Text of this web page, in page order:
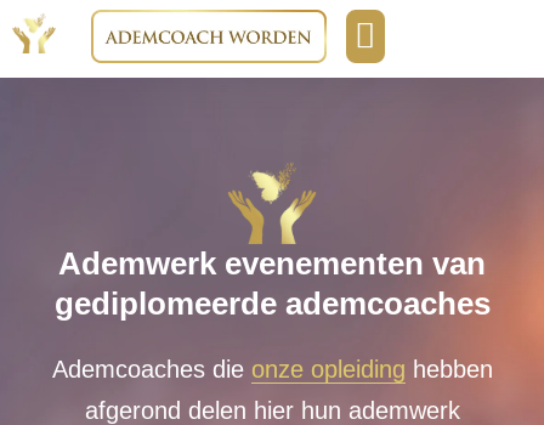
Ademwerk evenementen van
gediplomeerde ademcoaches
Ademcoaches die onze opleiding hebben
afgerond delen hier hun ademwerk